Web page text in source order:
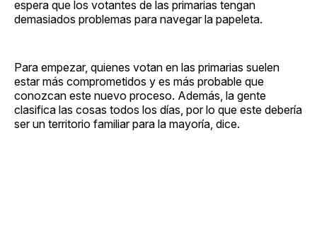
espera que los votantes de las primarias tengan
demasiados problemas para navegar la papeleta.
Para empezar, quienes votan en las primarias suelen
estar más comprometidos y es más probable que
conozcan este nuevo proceso. Además, la gente
clasifica las cosas todos los días, por lo que este debería
ser un territorio familiar para la mayoría, dice.